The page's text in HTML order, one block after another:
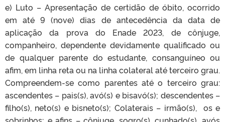
e) Luto – Apresentação de certidão de óbito, ocorrido
em até 9 (nove) dias de antecedência da data de
aplicação da prova do Enade 2023, de cônjuge,
companheiro, dependente devidamente qualificado ou
de qualquer parente do estudante, consanguíneo ou
afim, em linha reta ou na linha colateral até terceiro grau.
Compreendem-se como parentes até o terceiro grau:
ascendentes – pais(s), avó(s) e bisavó(s); descendentes –
filho(s), neto(s) e bisneto(s); Colaterais – irmão(s), os e
sobrinhos; e afins – cônjuge, sogro(s), cunhado(s), avós